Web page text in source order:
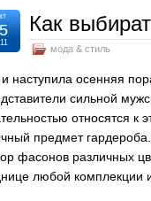
Как
мода & стиль
и наступила осенняя
сильной
относятся к
предмет
фасонов различных
любой комплекции